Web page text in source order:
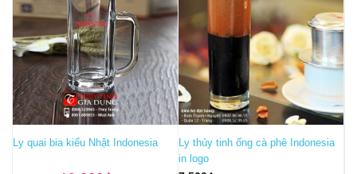
Ly quai bia kiểu Nhật Indonesia
Ly thủy tinh ống cà phê Indonesia
in logo